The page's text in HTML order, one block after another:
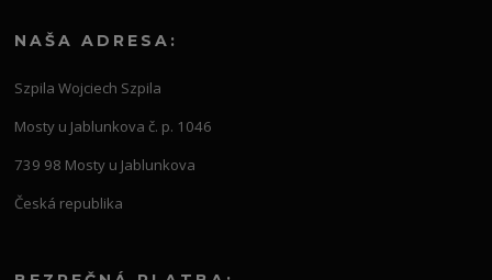
NAŠA ADRESA:
Szpila Wojciech Szpila
Mosty u Jablunkova č. p. 1046
739 98 Mosty u Jablunkova
Česká republika